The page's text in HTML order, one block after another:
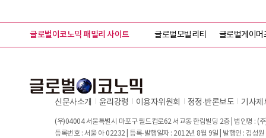
글로벌이코노믹 패밀리 사이트 글로벌모빌리티 글로벌게이머
신문사소개 윤리강령 이용자위원회 정정∙반론보도 기사제
(우)04004 서울특별시 마포구 월드컵로62 서교동 한림빌딩 2층 | 법인명 : (
등록번호 : 서울 아 02232 | 등록·발행일자 : 2012년 8월 9일 | 발행인 : 김성